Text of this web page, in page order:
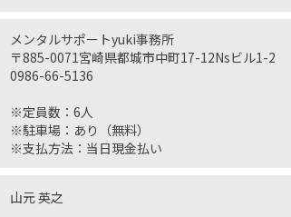
メンタルサポートyuki事務所
〒885-0071宮崎県都城市中町17-12Nsビル1-2
0986-66-5136
※定員数：6人
※駐車場：あり（無料）
※支払方法：当日現金払い
山元 英之